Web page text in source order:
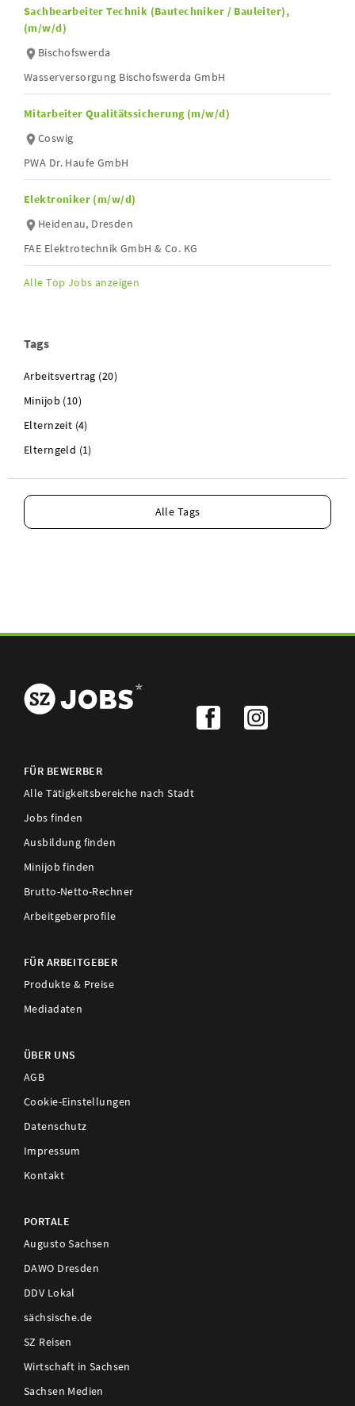
Sachbearbeiter Technik (Bautechniker / Bauleiter),
(m/w/d)
Bischofswerda
Wasserversorgung Bischofswerda GmbH
Mitarbeiter Qualitätssicherung (m/w/d)
Coswig
PWA Dr. Haufe GmbH
Elektroniker (m/w/d)
Heidenau, Dresden
FAE Elektrotechnik GmbH & Co. KG
Alle Top Jobs anzeigen
Tags
Arbeitsvertrag (20)
Minijob (10)
Elternzeit (4)
Elterngeld (1)
Alle Tags
FÜR BEWERBER
Alle Tätigkeitsbereiche nach Stadt
Jobs finden
Ausbildung finden
Minijob finden
Brutto-Netto-Rechner
Arbeitgeberprofile
FÜR ARBEITGEBER
Produkte & Preise
Mediadaten
ÜBER UNS
AGB
Cookie-Einstellungen
Datenschutz
Impressum
Kontakt
PORTALE
Augusto Sachsen
DAWO Dresden
DDV Lokal
sächsische.de
SZ Reisen
Wirtschaft in Sachsen
Sachsen Medien